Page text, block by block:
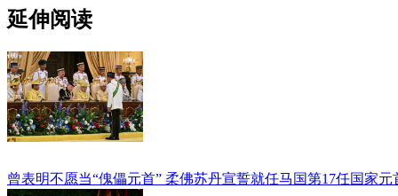
延伸阅读
曾表明不愿当“傀儡元首” 柔佛苏丹宣誓就任马国第17任国家元